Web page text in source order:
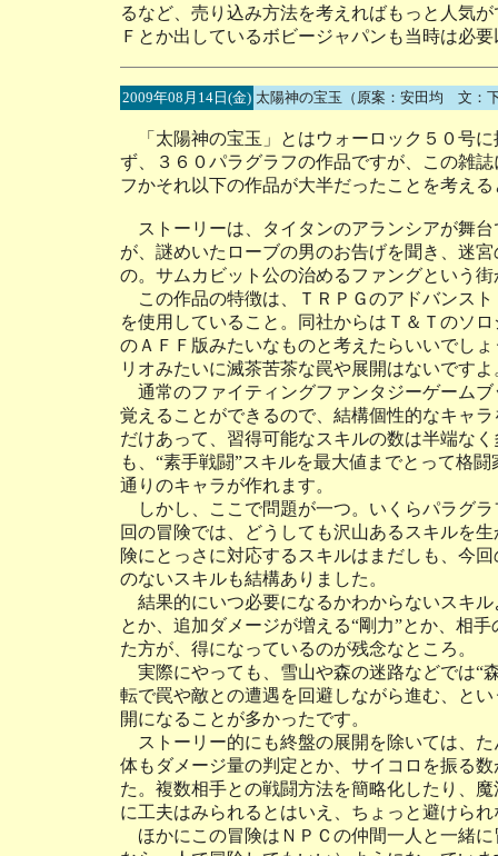
るなど、売り込み方法を考えればもっと人気
Ｆとか出しているボビージャパンも当時は必
2009年08月14日(金) 太陽神の宝玉（原案：安田均 文：
「太陽神の宝玉」とはウォーロック５０号
ず、３６０パラグラフの作品ですが、この雑
フかそれ以下の作品が大半だったことを考え
ストーリーは、タイタンのアランシアが舞
が、謎めいたローブの男のお告げを聞き、迷
の。サムカビット公の治めるファングという
この作品の特徴は、ＴＲＰＧのアドバンス
を使用していること。同社からはＴ＆Ｔのソ
のＡＦＦ版みたいなものと考えたらいいでし
リオみたいに滅茶苦茶な罠や展開はないですよ
通常のファイティングファンタジーゲーム
覚えることができるので、結構個性的なキャ
だけあって、習得可能なスキルの数は半端な
も、“素手戦闘”スキルを最大値までとって格
通りのキャラが作れます。
しかし、ここで問題が一つ。いくらパラグ
回の冒険では、どうしても沢山あるスキルを
険にとっさに対応するスキルはまだしも、今
のないスキルも結構ありました。
結果的にいつ必要になるかわからないスキ
とか、追加ダメージが増える“剛力”とか、相
た方が、得になっているのが残念なところ。
実際にやっても、雪山や森の迷路などでは“
転で罠や敵との遭遇を回避しながら進む、と
開になることが多かったです。
ストーリー的にも終盤の展開を除いては、
体もダメージ量の判定とか、サイコロを振る
た。複数相手との戦闘方法を簡略化したり、
に工夫はみられるとはいえ、ちょっと避けら
ほかにこの冒険はＮＰＣの仲間一人と一緒